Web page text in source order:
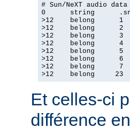
# Sun/NeXT audio data
0      string
>12    belong      1
>12    belong      2
>12    belong      3
>12    belong      4
>12    belong      5
>12    belong      6
>12    belong      7
>12    belong     23
Et celles-ci
différence